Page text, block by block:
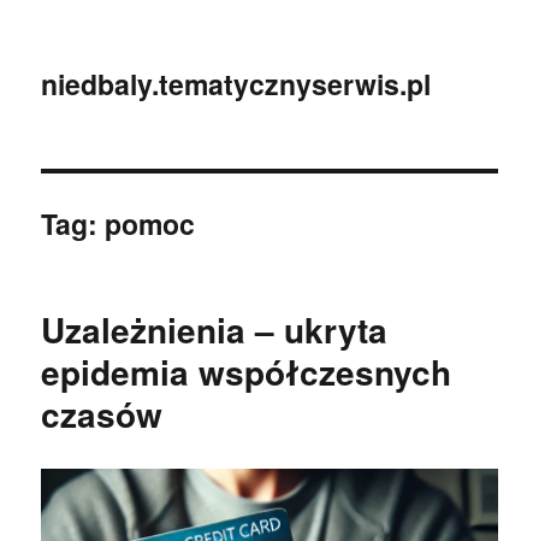
niedbaly.tematycznyserwis.pl
Tag: pomoc
Uzależnienia – ukryta
epidemia współczesnych
czasów